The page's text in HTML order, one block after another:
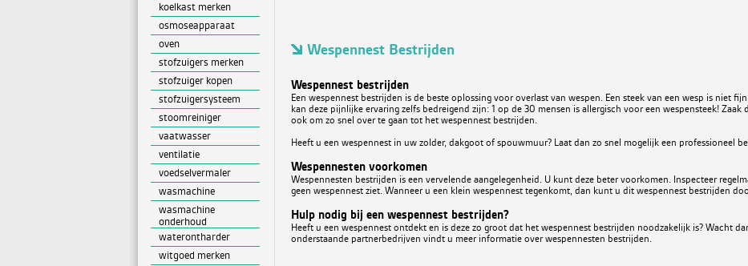
Wespennest Bestrijden
Wespennest bestrijden
Een wespennest bestrijden is de beste oplossing voor overlast van wespen. Een steek van een wesp is niet
kan deze pijnlijke ervaring zelfs bedreigend zijn: 1 op de 30 mensen is allergisch voor een wespensteek! Zaak
ook om zo snel over te gaan tot het wespennest bestrijden.
Heeft u een wespennest in uw zolder, dakgoot of spouwmuur? Laat dan zo snel mogelijk een professioneel
Wespennesten voorkomen
Wespennesten bestrijden is een vervelende aangelegenheid. U kunt deze beter voorkomen. Inspecteer
geen wespennest ziet. Wanneer u een klein wespennest tegenkomt, dan kunt u dit wespennest bestrijden
Hulp nodig bij een wespennest bestrijden?
Heeft u een wespennest ontdekt en is deze zo groot dat het wespennest bestrijden noodzakelijk is? Wacht
onderstaande partnerbedrijven vindt u meer informatie over wespennesten bestrijden.
koelkast merken
osmoseapparaat
oven
stofzuigers merken
stofzuiger kopen
stofzuigersysteem
stoomreiniger
vaatwasser
ventilatie
voedselvermaler
wasmachine
wasmachine
onderhoud
waterontharder
witgoed merken